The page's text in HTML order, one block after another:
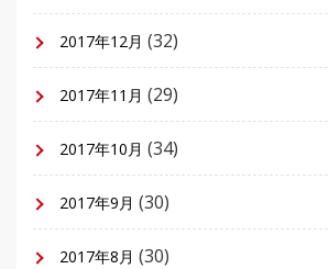
2017年12月 (32)
2017年11月 (29)
2017年10月 (34)
2017年9月 (30)
2017年8月 (30)